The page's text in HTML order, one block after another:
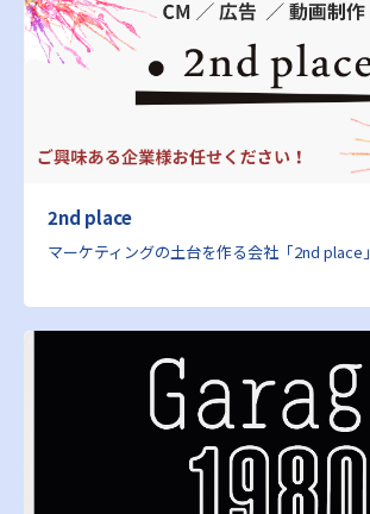
2nd place
マーケティングの土台を作る会社「2nd place」